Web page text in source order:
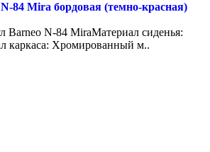
84 Mira бордовая (темно-красная)
Barneo N-84 MiraМатериал сиденья:
каркаса: Хромированный м..